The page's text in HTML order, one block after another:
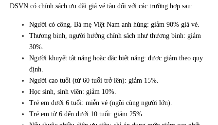
DSVN có chính sách ưu đãi giá vé tàu đối với các trường hợp sau:
Người có công, Bà mẹ Việt Nam anh hùng: giảm 90% giá vé.
Thương binh, người hưởng chính sách như thương binh: giảm
30%.
Người khuyết tật nặng hoặc đặc biệt nặng: được giảm theo quy
định.
Người cao tuổi (từ 60 tuổi trở lên): giảm 15%.
Học sinh, sinh viên: giảm 10%.
Trẻ em dưới 6 tuổi: miễn vé (ngồi cùng người lớn).
Trẻ em từ 6 đến dưới 10 tuổi: giảm 25%.